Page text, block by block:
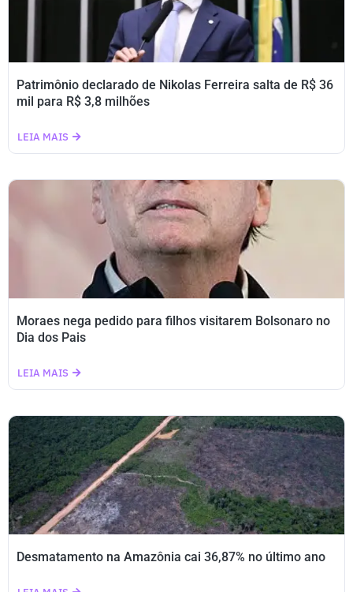
Patrimônio declarado de Nikolas Ferreira salta de R$ 36
mil para R$ 3,8 milhões
LEIA MAIS
Moraes nega pedido para filhos visitarem Bolsonaro no
Dia dos Pais
LEIA MAIS
Desmatamento na Amazônia cai 36,87% no último ano